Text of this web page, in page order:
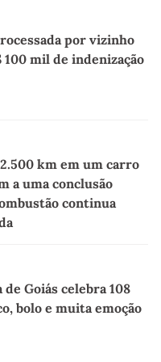
por vizinho
100 mil de indenização
km em um carro
a uma conclusão
continua
Goiás celebra 108
bolo e muita emoção